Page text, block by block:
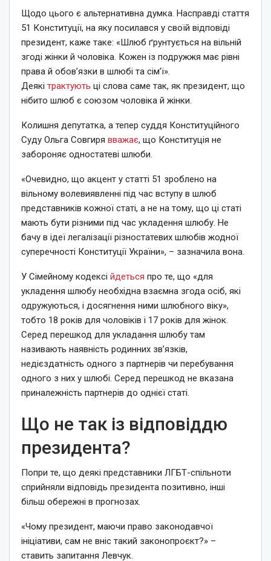
Щодо цього є альтернативна думка. Насправді стаття
51 Конституції, на яку посилався у своїй відповіді
президент, каже таке: «Шлюб ґрунтується на вільній
згоді жінки й чоловіка. Кожен із подружжя має рівні
права й обов’язки в шлюбі та сім’ї».
Деякі трактують ці слова саме так, як президент, що
нібито шлюб є союзом чоловіка й жінки.
Колишня депутатка, а тепер суддя Конституційного
Суду Ольга Совгиря вважає, що Конституція не
забороняє одностатеві шлюби.
«Очевидно, що акцент у статті 51 зроблено на
вільному волевиявленні під час вступу в шлюб
представників кожної статі, а не на тому, що ці статі
мають бути різними під час укладення шлюбу. Не
бачу в ідеї легалізації різностатевих шлюбів жодної
суперечності Конституції України», – зазначила вона.
У Сімейному кодексі йдеться про те, що «для
укладення шлюбу необхідна взаємна згода осіб, які
одружуються, і досягнення ними шлюбного віку»,
тобто 18 років для чоловіків і 17 років для жінок.
Серед перешкод для укладання шлюбу там
називають наявність родинних зв’язків,
недієздатність одного з партнерів чи перебування
одного з них у шлюбі. Серед перешкод не вказана
приналежність партнерів до однієї статі.
Що не так із відповіддю
президента?
Попри те, що деякі представники ЛГБТ-спільноти
сприйняли відповідь президента позитивно, інші
більш обережні в прогнозах.
«Чому президент, маючи право законодавчої
ініціативи, сам не вніс такий законопроєкт?» –
ставить запитання Левчук.